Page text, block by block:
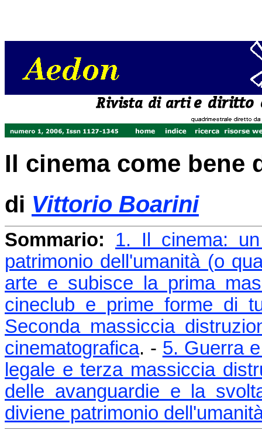
Il cinema come bene
di Vittorio Boarini
Sommario:
1. Il cinema:
patrimonio dell'umanità (o
arte e subisce la prima
cineclub e prime forme di
Seconda massiccia
cinematografica. - 5. Guerra
legale e terza massiccia
delle avanguardie e la
diviene patrimonio